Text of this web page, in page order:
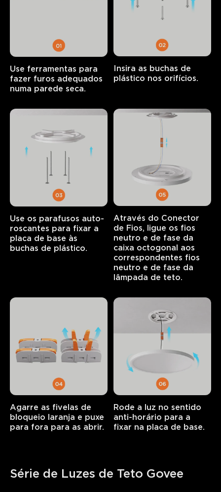
Use ferramentas para
fazer furos adequados
numa parede seca.
Insira as buchas de
plástico nos orifícios.
Use os parafusos auto-
roscantes para fixar a
placa de base às
buchas de plástico.
Através do Conector
de Fios, ligue os fios
neutro e de fase da
caixa octogonal aos
correspondentes fios
neutro e de fase da
lâmpada de teto.
Agarre as fivelas de
bloqueio laranja e puxe
para fora para as abrir.
Rode a luz no sentido
anti-horário para a
fixar na placa de base.
Série de Luzes de Teto Govee